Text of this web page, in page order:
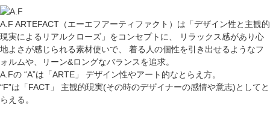
A.F ARTEFACT（エーエフアーティファクト）は「デザイン性と主観的
現実によるリアルクローズ」をコンセプトに、 リラックス感があり心
地よさが感じられる素材使いで、 着る人の個性を引き出せるようなフ
ォルムや、リーン&ロングなバランスを追求。
A.Fの “A”は「ARTE」 デザイン性やアート的なとらえ方。
“F”は「FACT」 主観的現実(その時のデザイナーの感情や意志)としてと
らえる。